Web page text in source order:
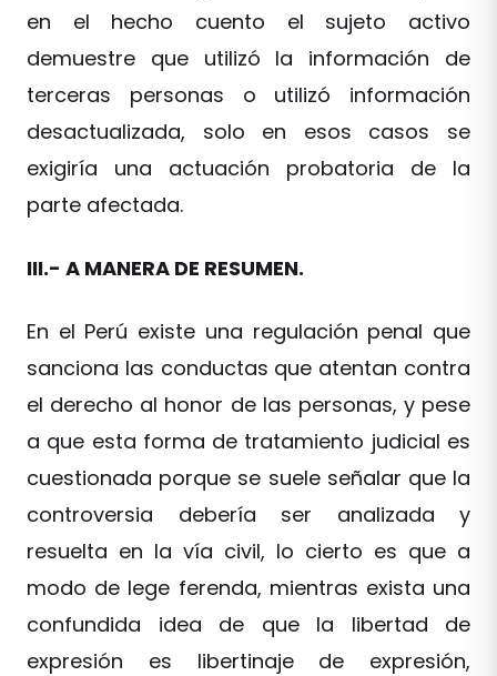
en el hecho cuento el sujeto activo
demuestre que utilizó la información de
terceras personas o utilizó información
desactualizada, solo en esos casos se
exigiría una actuación probatoria de la
parte afectada.
III.- A MANERA DE RESUMEN.
En el Perú existe una regulación penal que
sanciona las conductas que atentan contra
el derecho al honor de las personas, y pese
a que esta forma de tratamiento judicial es
cuestionada porque se suele señalar que la
controversia debería ser analizada y
resuelta en la vía civil, lo cierto es que a
modo de lege ferenda, mientras exista una
confundida idea de que la libertad de
expresión es libertinaje de expresión,